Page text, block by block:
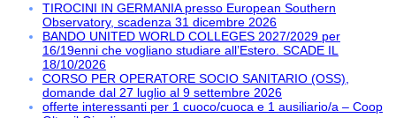
TIROCINI IN GERMANIA presso European Southern
Observatory, scadenza 31 dicembre 2026
BANDO UNITED WORLD COLLEGES 2027/2029 per
16/19enni che vogliano studiare all’Estero. SCADE IL
18/10/2026
CORSO PER OPERATORE SOCIO SANITARIO (OSS),
domande dal 27 luglio al 9 settembre 2026
offerte interessanti per 1 cuoco/cuoca e 1 ausiliario/a – Coop